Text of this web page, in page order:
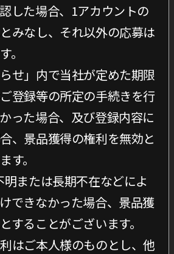
した場合、1アカウントの
みなし、それ以外の応募は
。
せ」内で当社が定めた期限
登録等の所定の手続きを行
った場合、及び登録内容に
、景品獲得の権利を無効と
す。
明または長期不在などによ
できなかった場合、景品獲
することがございます。
はご本人様のものとし、他